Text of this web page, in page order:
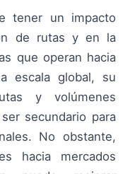
tener un impacto
de rutas y en la
que operan hacia
escala global, su
y volúmenes
secundario para
No obstante,
hacia mercados